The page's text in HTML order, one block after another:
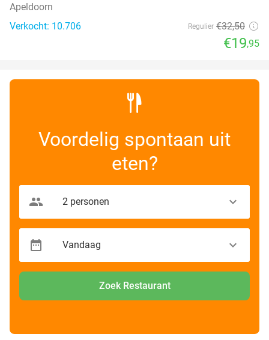
Apeldoorn
Verkocht: 10.706
Regulier €32,50
€19,95
Voordelig spontaan uit
eten?
Zoek Restaurant